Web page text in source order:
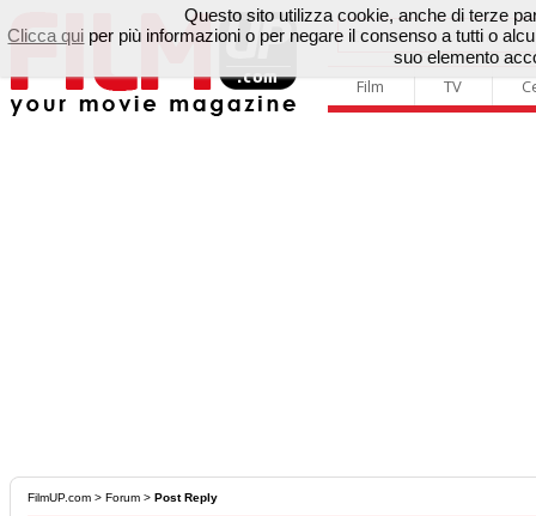
Film TV
FilmUP.com > Forum > Post Reply
Questo sito utilizza cookie, anche di terze
Clicca qui per più informazioni o per negare il consenso a tutti o
suo elemento